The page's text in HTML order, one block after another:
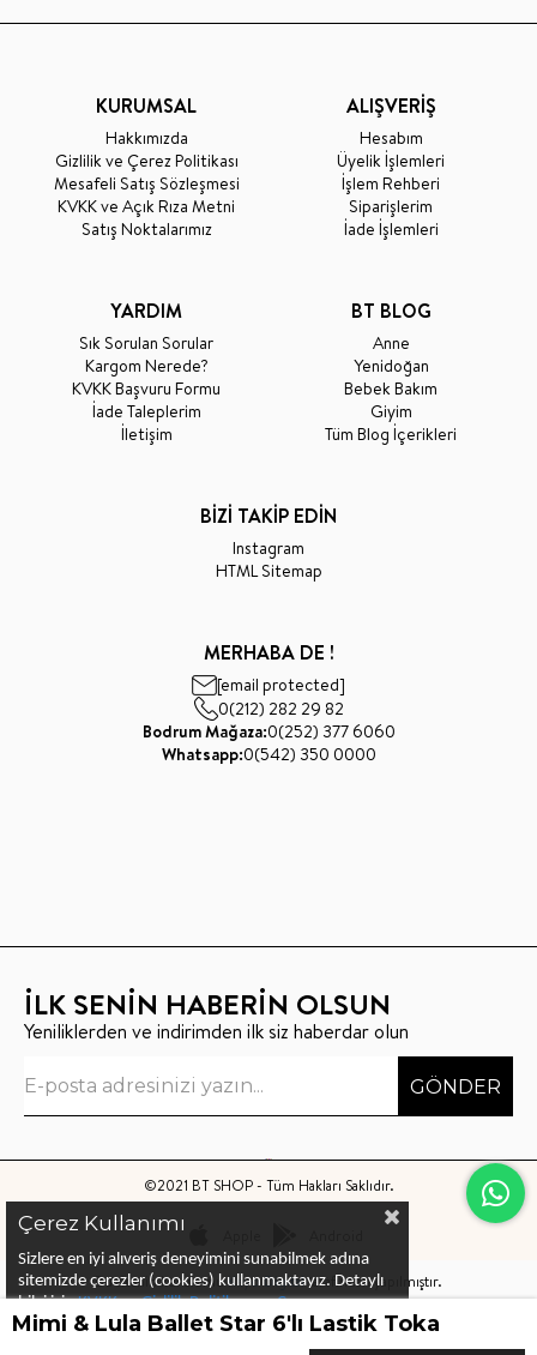
KURUMSAL
Hakkımızda
Gizlilik ve Çerez Politikası
Mesafeli Satış Sözleşmesi
KVKK ve Açık Rıza Metni
Satış Noktalarımız
ALIŞVERİŞ
Hesabım
Üyelik İşlemleri
İşlem Rehberi
Siparişlerim
İade İşlemleri
YARDIM
Sık Sorulan Sorular
Kargom Nerede?
KVKK Başvuru Formu
İade Taleplerim
İletişim
BT BLOG
Anne
Yenidoğan
Bebek Bakım
Giyim
Tüm Blog İçerikleri
BİZİ TAKİP EDİN
Instagram
HTML Sitemap
MERHABA DE !
[email protected]
0(212) 282 29 82
Bodrum Mağaza:0(252) 377 6060
Whatsapp:0(542) 350 0000
İLK SENİN HABERİN OLSUN
Yeniliklerden ve indirimden ilk siz haberdar olun
GÖNDER
©2021 BT SHOP - Tüm Hakları Saklıdır.
Bu sitenin kurulumuKeyo Digitaltarafından yapılmıştır.
Çerez Kullanımı
Sizlere en iyi alıveriş deneyimini sunabilmek adına
sitemizde çerezler (cookies) kullanmaktayız. Detaylı
bilgi için KVKK ve Gizlilik Politikası veÇerez
Politika ları nı inceleyebilirsiniz
Mimi & Lula Ballet Star 6'lı Lastik Toka